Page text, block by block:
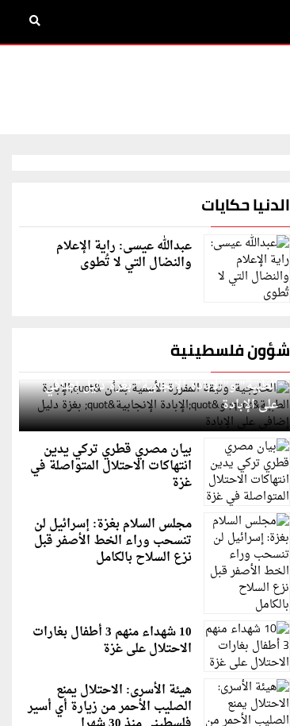
الدنيا حكايات
عبدالله عيسى: راية الإعلام
والنضال التي لا تُطوى
شؤون فلسطينية
الخارجية: وثيقة المقررة الأممية بشأن "الإبادة
الطبية" و"الإبادة الإنجابية" بغزة دليل إضافي
على الإبادة
بيان مصري قطري تركي يدين
انتهاكات الاحتلال المتواصلة في
غزة
مجلس السلام بغزة: إسرائيل لن
تنسحب وراء الخط الأصفر قبل
نزع السلاح بالكامل
10 شهداء منهم 3 أطفال بغارات
الاحتلال على غزة
هيئة الأسرى: الاحتلال يمنع
الصليب الأحمر من زيارة أي أسير